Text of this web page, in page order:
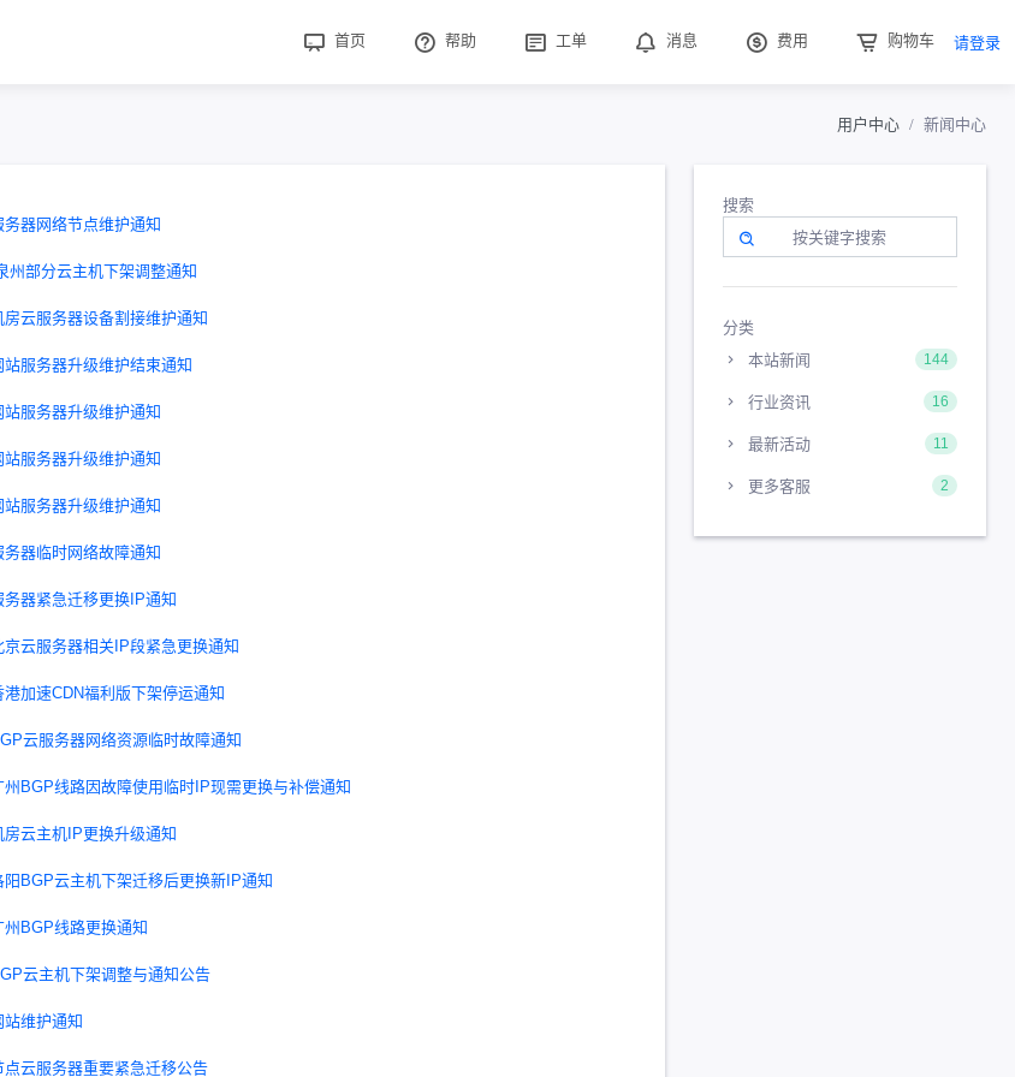
首页 帮助 工单 消息 费用 购物车 请登录
用户中心 新闻中心
务器网络节点维护通知
州部分云主机下架调整通知
房云服务器设备割接维护通知
站服务器升级维护结束通知
站服务器升级维护通知
站服务器升级维护通知
站服务器升级维护通知
务器临时网络故障通知
务器紧急迁移更换IP通知
京云服务器相关IP段紧急更换通知
港加速CDN福利版下架停运通知
云服务器网络资源临时故障通知
州BGP线路因故障使用临时IP现需更换与补偿通知
房云主机IP更换升级通知
阳BGP云主机下架迁移后更换新IP通知
州BGP线路更换通知
云主机下架调整与通知公告
站维护通知
点云服务器重要紧急迁移公告
搜索
分类
本站新闻
144
行业资讯 16
最新活动 11
更多客服 2